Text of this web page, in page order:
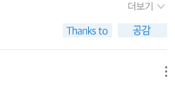
스를 못 데려오면 회장 자리에서 물
쩌려구? 그렇게 힘들게 꿈에 그리
라. 금동이가 진짜 치얼스 섭외를 한
있는거냐? 결말이 궁금해서 후반
이 되기라는 꿈도 야무지게 꾸고
말에 솔깃. 드디어 처음으로 회장직
떤 친구 녀석이 떠오르는 꼭 이런 캐
보면 2020년에 <우리들의 일그러
이다. 항상 부모님의 염려를 사고,
당하면서도 동기는 당당하다. 오히려
더보기